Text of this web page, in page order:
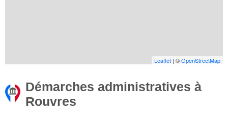
Leaflet | ©OpenStreetMap
Démarches administratives à
Rouvres